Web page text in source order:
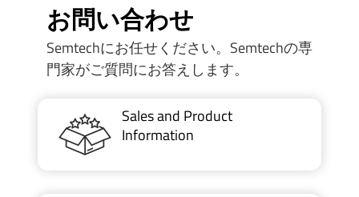
お問い合わせ
Semtechにお任せください。Semtechの専
門家がご質問にお答えします。
Sales and Product
Information